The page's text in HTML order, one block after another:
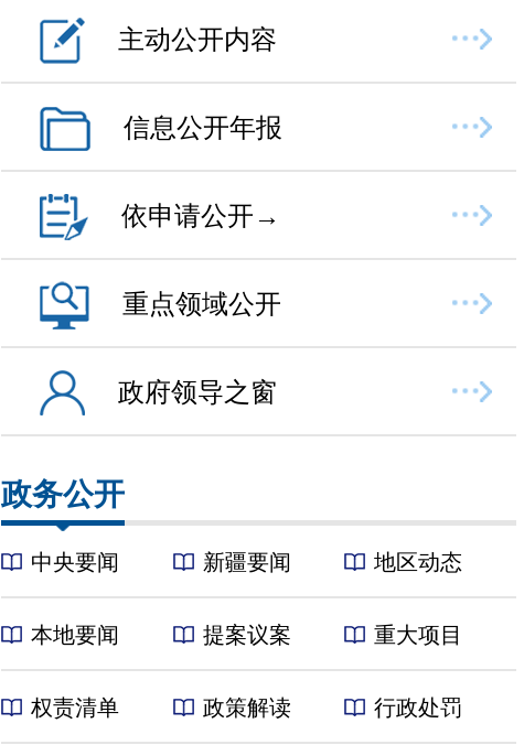
主动公开内容
信息公开年报
依申请公开→
重点领域公开
政府领导之窗
政务公开
中央要闻 新疆要闻 地区动态
本地要闻 提案议案 重大项目
权责清单 政策解读 行政处罚